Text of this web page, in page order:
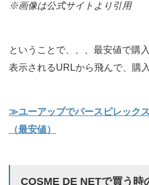
※画像は公式サイトより引用
ということで、、、最安値で購
表示されるURLから飛んで、購
≫ユーアップでパースピレック
（最安値）
COSME DE NETで買う時